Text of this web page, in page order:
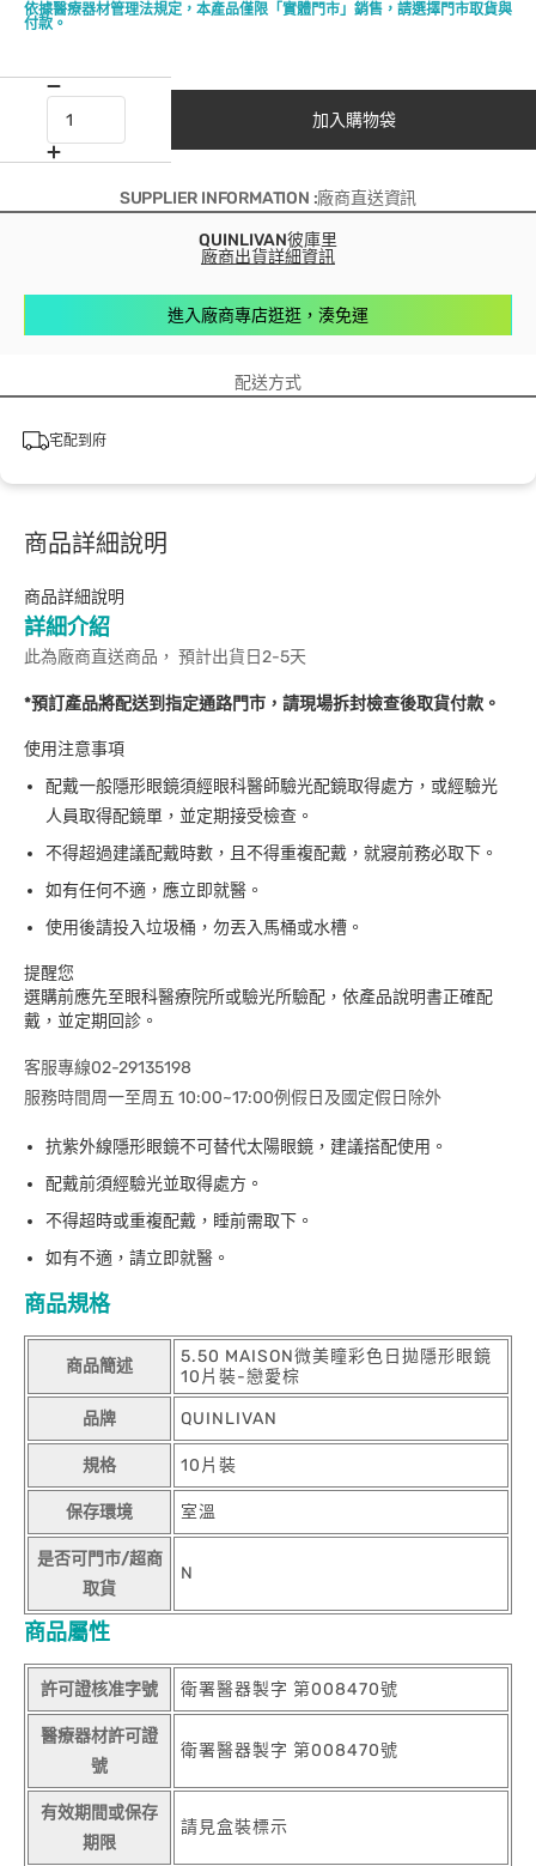
依據醫療器材管理法規定，本產品僅限「實體門市」銷售，請選擇門市取貨與
付款。
加入購物袋
SUPPLIER INFORMATION :廠商直送資訊
QUINLIVAN彼庫里
廠商出貨詳細資訊
進入廠商專店逛逛，湊免運
配送方式
宅配到府
商品詳細說明
商品詳細說明
詳細介紹
此為廠商直送商品， 預計出貨日2-5天
*預訂產品將配送到指定通路門市，請現場拆封檢查後取貨付款。
使用注意事項
配戴一般隱形眼鏡須經眼科醫師驗光配鏡取得處方，或經驗光
人員取得配鏡單，並定期接受檢查。
不得超過建議配戴時數，且不得重複配戴，就寢前務必取下。
如有任何不適，應立即就醫。
使用後請投入垃圾桶，勿丟入馬桶或水槽。
提醒您
選購前應先至眼科醫療院所或驗光所驗配，依產品說明書正確配
戴，並定期回診。
客服專線02-29135198
服務時間周一至周五 10:00~17:00例假日及國定假日除外
抗紫外線隱形眼鏡不可替代太陽眼鏡，建議搭配使用。
配戴前須經驗光並取得處方。
不得超時或重複配戴，睡前需取下。
如有不適，請立即就醫。
商品規格
商品簡述
5.50 MAISON微美瞳彩色日拋隱形眼鏡
10片裝-戀愛棕
品牌 QUINLIVAN
規格 10片裝
保存環境 室溫
是否可門市/超商
取貨
N
商品屬性
許可證核准字號 衛署醫器製字 第008470號
醫療器材許可證
號
衛署醫器製字 第008470號
有效期間或保存
期限
請見盒裝標示